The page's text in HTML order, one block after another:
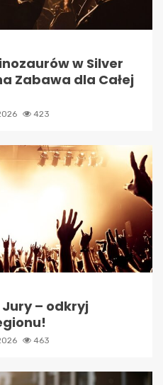
w Silver
Zabawa dla Całej
423
Jury – odkryj
463